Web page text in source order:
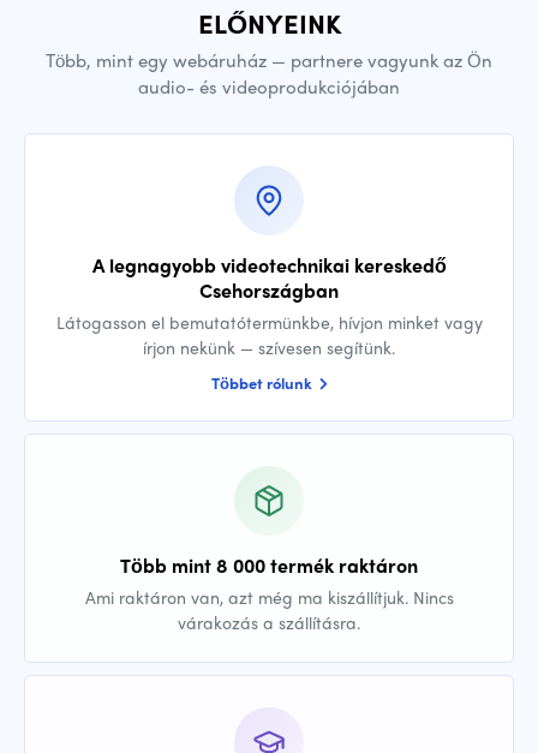
ELŐNYEINK
Több, mint egy webáruház — partnere vagyunk az Ön
audio- és videoprodukciójában
A legnagyobb videotechnikai kereskedő
Csehországban
Látogasson el bemutatótermünkbe, hívjon minket vagy
írjon nekünk — szívesen segítünk.
Többet rólunk
Több mint 8 000 termék raktáron
Ami raktáron van, azt még ma kiszállítjuk. Nincs
várakozás a szállításra.